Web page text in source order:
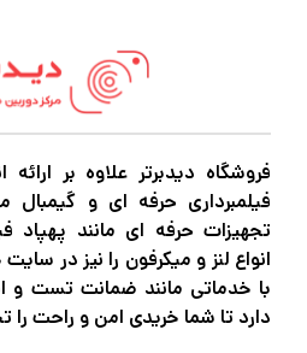
فروشگاه دیدبرتر علاوه بر
فیلمبرداری حرفه ای و گیمبال
تجهیزات حرفه ای مانند پهپاد
انواع لنز و میکرفون را نیز در
با خدماتی مانند ضمانت تست و
دارد تا شما خریدی امن و راحت را